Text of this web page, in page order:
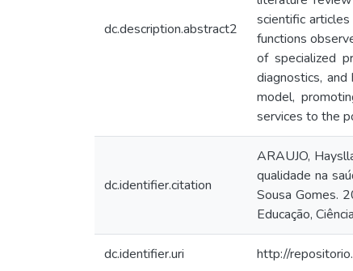
dc.description.abstract2
scientific
functions
of specialized
diagnostics,
model,
services to the
dc.identifier.citation
ARAUJO,
qualidade na
Sousa Gomes.
Educação,
dc.identifier.uri http://